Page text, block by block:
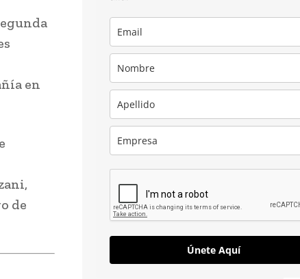
en
de
Únete Aquí